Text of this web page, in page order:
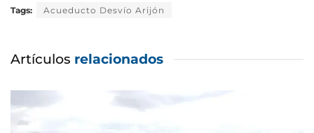
Tags: Acueducto Desvío Arijón
Artículos relacionados